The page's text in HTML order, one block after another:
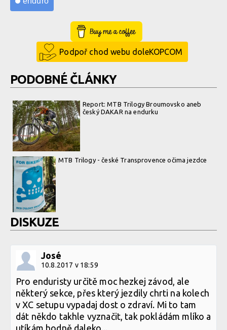
Buy Me a Coffee
Podpoř chod webu doleKOPCOM
PODOBNÉ ČLÁNKY
Report: MTB Trilogy Broumovsko aneb
český DAKAR na endurku
MTB Trilogy - české Transprovence očima jezdce
DISKUZE
José
10.8.2017 v 18:59
Pro enduristy určitě moc hezkej závod, ale
některý sekce, přes který jezdily chrti na kolech
v XC setupu vypadaj dost o zdraví. Mi to tam
dát někdo takhle vyznačit, tak pokládám mlíko a